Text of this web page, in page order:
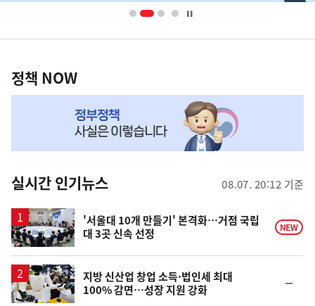
영
책
NOW,
뉴
스
정책 NOW
실시간 인기뉴스 08.07. 20:12 기준
'서울대 10개 만들기' 본격화…거점 국립
대 3곳 신속 선정
NEW
지방 신산업 창업 소득·법인세 최대
100% 감면…성장 지원 강화